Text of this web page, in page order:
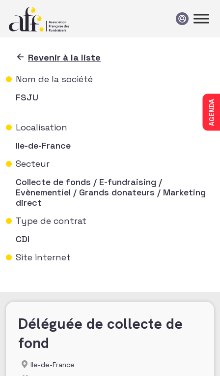
AGENDA
Revenir à la liste
Nom de la société
FSJU
Localisation
Ile-de-France
Secteur
Collecte de fonds / E-fundraising /
Evènementiel / Grands donateurs / Marketing
direct
Type de contrat
CDI
Site internet
Déléguée de collecte de
fond
Ile-de-France